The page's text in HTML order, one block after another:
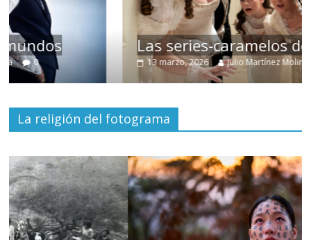
Las series-caramelos de Shondaland
13 marzo, 2026 Julio Martínez Molina 0
La religión del fotograma